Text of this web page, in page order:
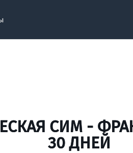
СИМ -
30 ДНЕЙ